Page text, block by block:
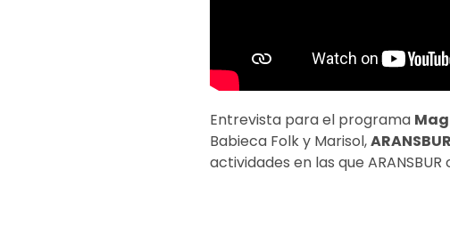
Entrevista para el programa
Babieca Folk y Marisol,
actividades en las que